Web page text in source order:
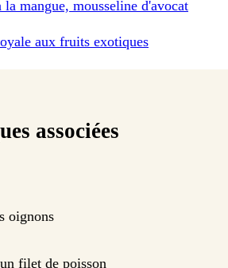
la mangue, mousseline d'avocat
aux fruits exotiques
associées
oignons
filet de poisson